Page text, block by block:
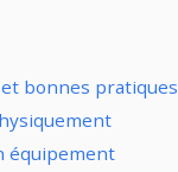
bonnes pratiques
équipement